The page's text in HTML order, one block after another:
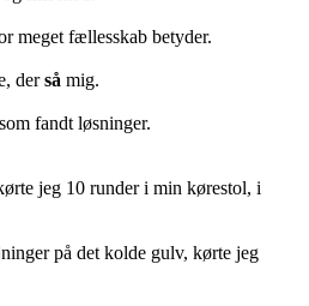
meget fællesskab betyder.
derså mig.
fandt løsninger.
jeg 10 runder i min kørestol, i
på det kolde gulv, kørte jeg